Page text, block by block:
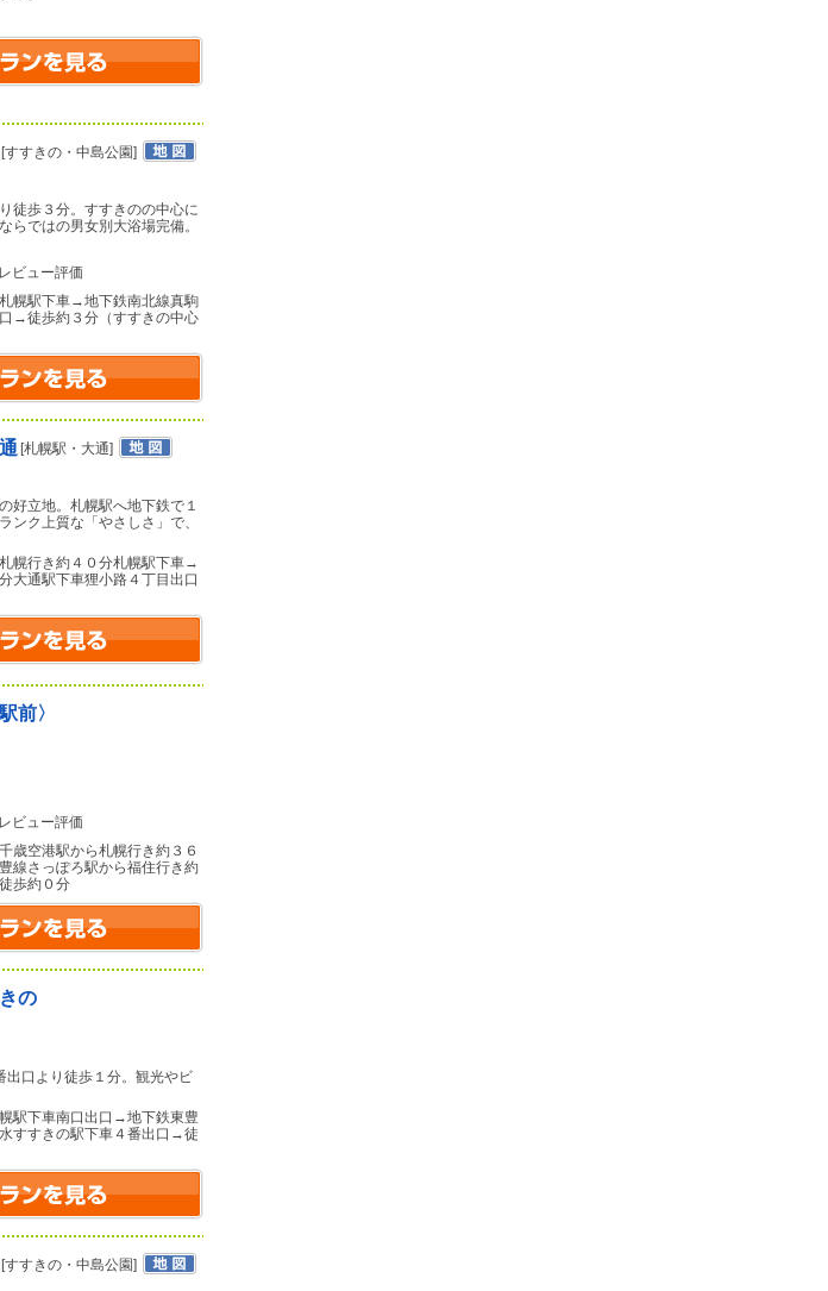
[すすきの・中島公園]
徒歩３分。すすきのの中心に
らではの男女別大浴場完備。
ビュー評価
幌駅下車→地下鉄南北線真駒
→徒歩約３分（すすきの中心
[札幌駅・大通]
好立地。札幌駅へ地下鉄で１
ンク上質な「やさしさ」で、
幌行き約４０分札幌駅下車→
大通駅下車狸小路４丁目出口
前〉
ビュー評価
歳空港駅から札幌行き約３６
線さっぽろ駅から福住行き約
歩約０分
の
出口より徒歩１分。観光やビ
駅下車南口出口→地下鉄東豊
すすきの駅下車４番出口→徒
[すすきの・中島公園]